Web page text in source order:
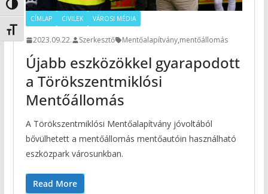
Nagy kontraszt váltása
Betűméret váltása
CÍMLAP CIVILEK VÁROSI MÉDIA
2023.09.22. Szerkesztő Mentőalapítvány,mentőállomás
Újabb eszközökkel gyarapodott
a Törökszentmiklósi
Mentőállomás
A Törökszentmiklósi Mentőalapítvány jóvoltából
bővülhetett a mentőállomás mentőautóin használható
eszközpark városunkban.
Read More